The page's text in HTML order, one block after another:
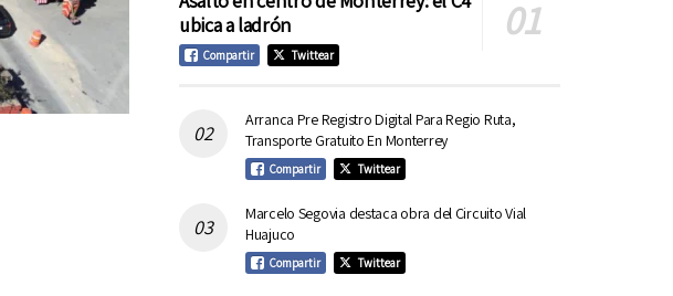
ubica a ladrón
Compartir Twittear
Arranca Pre Registro Digital Para Regio Ruta,
Transporte Gratuito En Monterrey
Compartir Twittear
Marcelo Segovia destaca obra del Circuito Vial
Huajuco
Compartir Twittear